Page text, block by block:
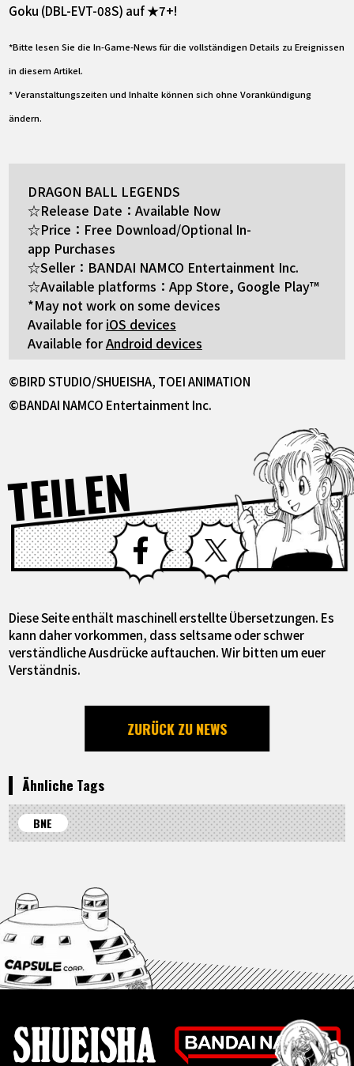
Goku (DBL-EVT-08S) auf ★7+!
*Bitte lesen Sie die In-Game-News für die vollständigen Details zu Ereignissen
in diesem Artikel.
* Veranstaltungszeiten und Inhalte können sich ohne Vorankündigung
ändern.
DRAGON BALL LEGENDS
☆Release Date：Available Now
☆Price：Free Download/Optional In-
app Purchases
☆Seller：BANDAI NAMCO Entertainment Inc.
☆Available platforms：App Store, Google Play™
*May not work on some devices
Available foriOS devices
Available forAndroid devices
©BIRD STUDIO/SHUEISHA, TOEI ANIMATION
©BANDAI NAMCO Entertainment Inc.
TEILEN Facebook X
Diese Seite enthält maschinell erstellte Übersetzungen. Es
kann daher vorkommen, dass seltsame oder schwer
verständliche Ausdrücke auftauchen. Wir bitten um euer
Verständnis.
ZURÜCK ZU NEWS
Ähnliche Tags
BNE